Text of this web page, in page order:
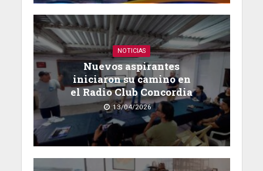
NOTICIAS
Nuevos aspirantes
iniciaron su camino en
el Radio Club Concordia
13/04/2026